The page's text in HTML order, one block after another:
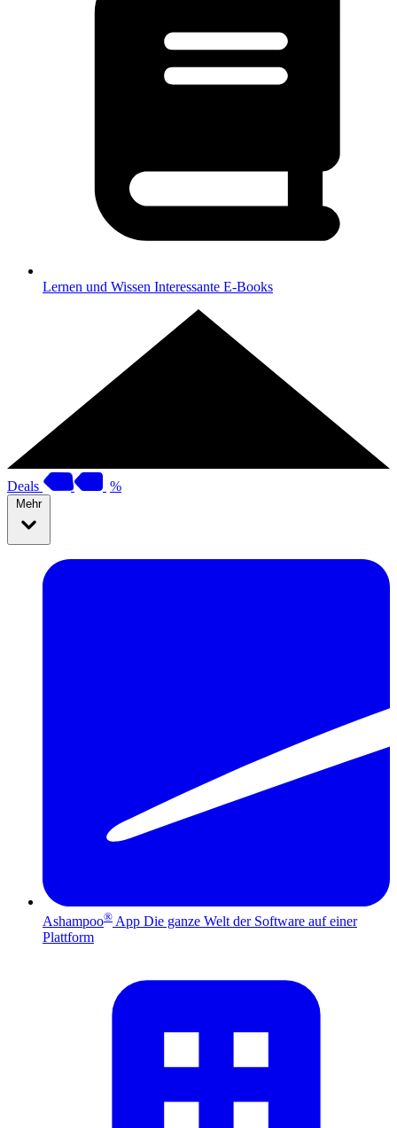
Lernen und Wissen Interessante E-Books
Deals %
Mehr
Ashampoo® App Die ganze Welt der Software auf einer
Plattform